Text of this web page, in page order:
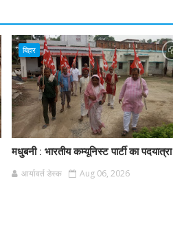
बिहार
मधुबनी : भारतीय कम्यूनिस्ट पार्टी का पदयात्रा
आर्यावर्त डेस्क Aug 06, 2026